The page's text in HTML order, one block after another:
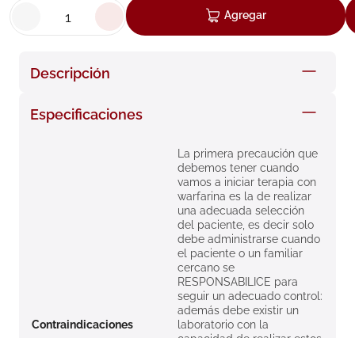
Agregar
Descripción
Especificaciones
Contraindicaciones
La primera precaución que
debemos tener cuando
vamos a iniciar terapia con
warfarina es la de realizar
una adecuada selección
del paciente, es decir solo
debe administrarse cuando
el paciente o un familiar
cercano se
RESPONSABILICE para
seguir un adecuado control:
además debe existir un
laboratorio con la
cerave
7. isdin
roche posay